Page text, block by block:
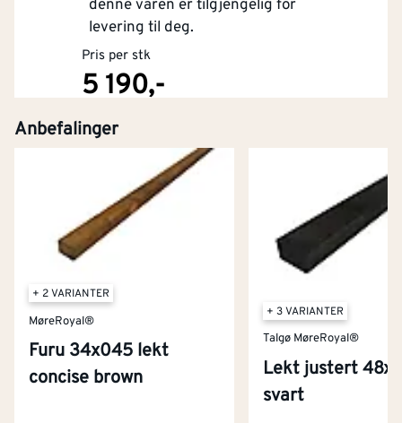
denne varen er tilgjengelig for
levering til deg.
Pris per stk
5 190,-
Anbefalinger
+ 2 VARIANTER
MøreRoyal®
Furu 34x045 lekt
concise brown
+ 3 VARIANTER
Talgø MøreRoyal®
Lekt justert
svart